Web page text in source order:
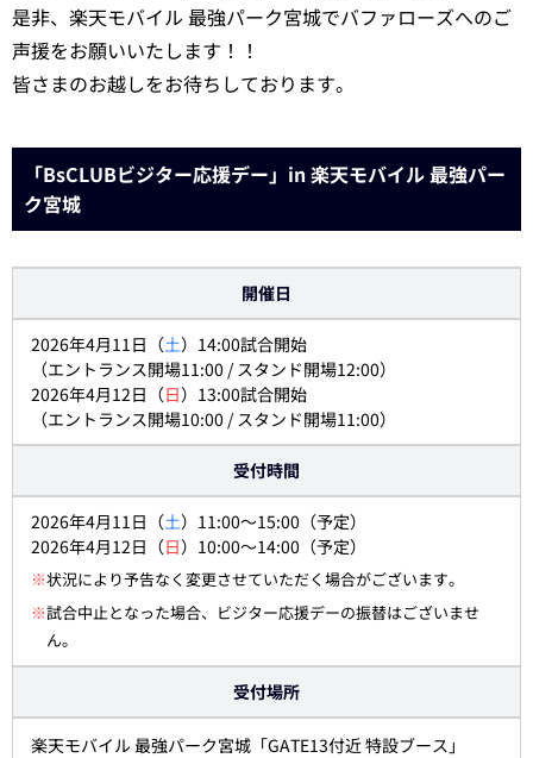
是非、楽天モバイル 最強パーク宮城でバファローズへのご
声援をお願いいたします！！
皆さまのお越しをお待ちしております。
「BsCLUBビジター応援デー」in 楽天モバイル 最強パー
ク宮城
開催日
2026年4月11日（土）14:00試合開始
（エントランス開場11:00 / スタンド開場12:00）
2026年4月12日（日）13:00試合開始
（エントランス開場10:00 / スタンド開場11:00）
受付時間
2026年4月11日（土）11:00～15:00（予定）
2026年4月12日（日）10:00～14:00（予定）
※状況により予告なく変更させていただく場合がございます。
※試合中止となった場合、ビジター応援デーの振替はございませ
ん。
受付場所
楽天モバイル 最強パーク宮城「GATE13付近 特設ブース」